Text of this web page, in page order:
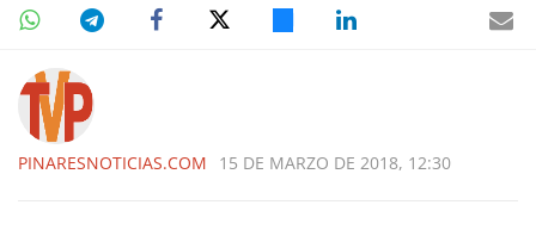
PINARESNOTICIAS.COM 15 DE MARZO DE 2018, 12:30